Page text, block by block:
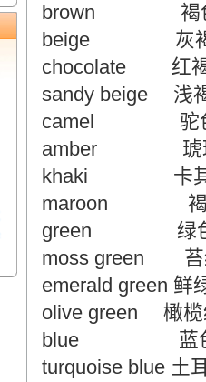
brown 褐色
beige 灰褐
chocolate 红褐
sandy beige 浅
camel 驼
amber 琥
khaki 卡其
maroon 褐
green 绿
moss green 苔
emerald green 鲜
olive green 橄榄
blue 蓝
turquoise blue 土